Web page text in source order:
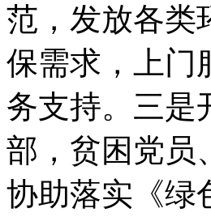
范，发放各类
保需求，上门
务支持。三是
部，贫困党员
协助落实《绿